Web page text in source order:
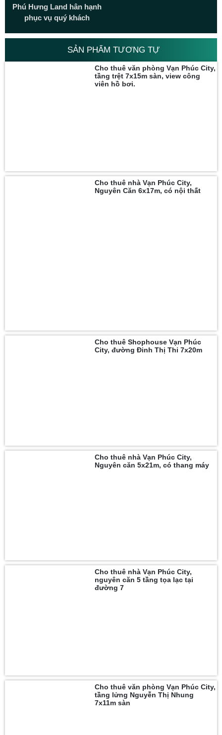
Phú Hưng Land hân hạnh
phục vụ quý khách
SẢN PHẨM TƯƠNG TỰ
Cho thuê văn phòng Vạn Phúc City,
tầng trệt 7x15m sàn, view công
viên hồ bơi.
Cho thuê nhà Vạn Phúc City,
Nguyên Căn 6x17m, có nội thất
Cho thuê Shophouse Vạn Phúc
City, đường Đinh Thị Thi 7x20m
Cho thuê nhà Vạn Phúc City,
Nguyên căn 5x21m, có thang máy
Cho thuê nhà Vạn Phúc City,
nguyên căn 5 tầng tọa lạc tại
đường 7
Cho thuê văn phòng Vạn Phúc City,
tầng lửng Nguyễn Thị Nhung
7x11m sàn